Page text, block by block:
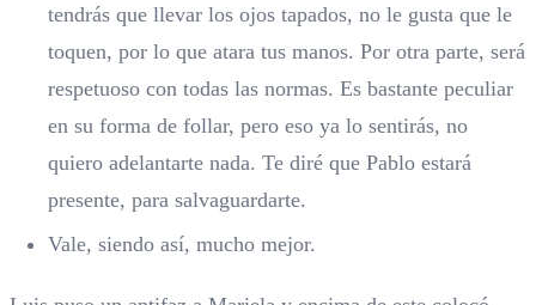
tendrás que llevar los ojos tapados, no le gusta que le
toquen, por lo que atara tus manos. Por otra parte, será
respetuoso con todas las normas. Es bastante peculiar
en su forma de follar, pero eso ya lo sentirás, no
quiero adelantarte nada. Te diré que Pablo estará
presente, para salvaguardarte.
Vale, siendo así, mucho mejor.